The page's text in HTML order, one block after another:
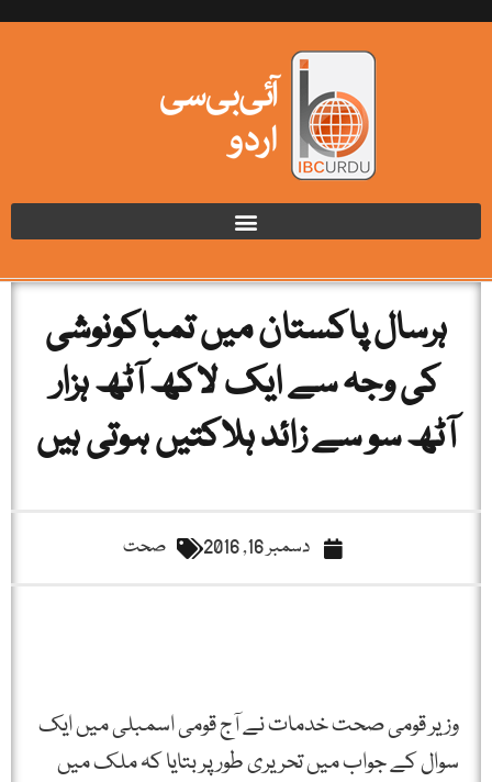
ہرسال پاکستان میں تمباکونوشی
کی وجہ سے ایک لاکھ آٹھ ہزار
آٹھ سو سے زائد ہلاکتیں ہوتی ہیں
دسمبر 16, 2016 صحت
وزیر قومی صحت خدمات نے آج قومی اسمبلی میں ایک
سوال کے جواب میں تحریری طور پر بتایا کہ ملک میں